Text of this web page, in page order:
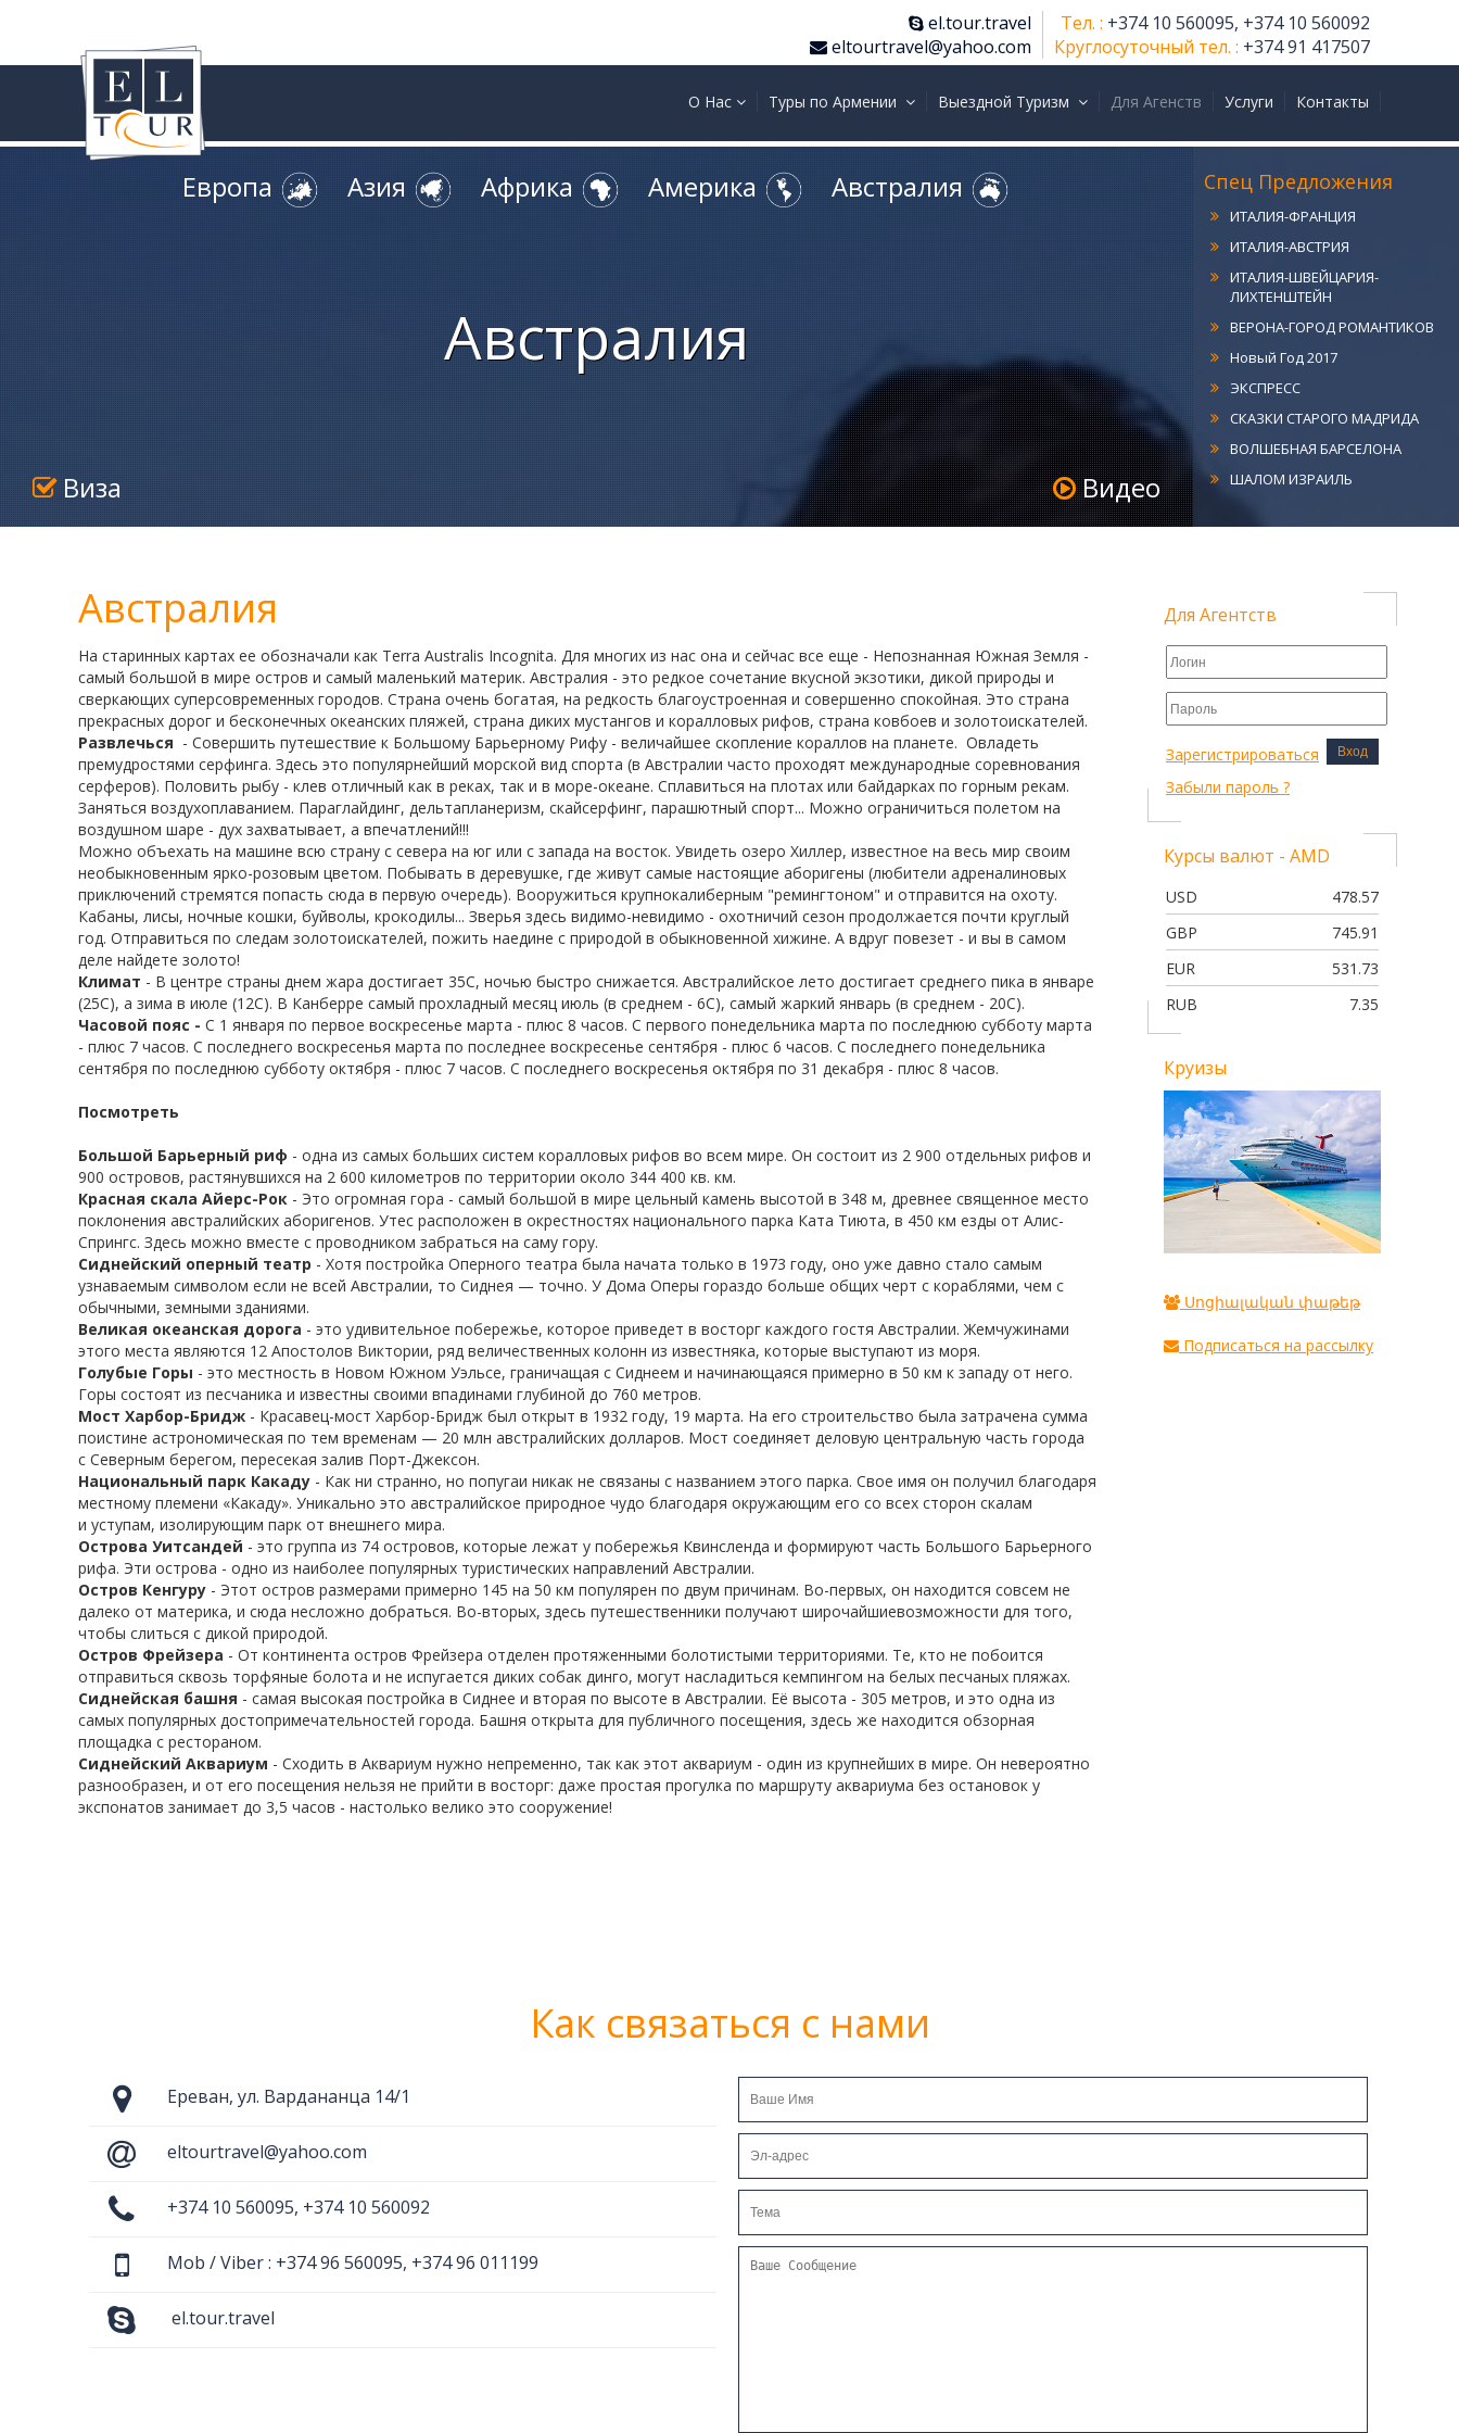
Тел. : +374 10 560095, +374 10 560092
Круглосуточный тел. : +374 91 417507
el.tour.travel
eltourtravel@yahoo.com
О Нас Туры по Армении Выездной Туризм Для Агенств Услуги Контакты
Спец Предложения
РИМ-МИЛАН
РИМ-ВЕНЕЦИЯ
ИТАЛИЯ-ГЕРМАНИЯ
ИТАЛИЯ-ШВЕЙЦАРИЯ-
ЛИХТЕНШТЕЙН
УДИВИТЕЛЬНЫЙ ИЗРАИЛЬ
ИЗРАИЛЬ-ИОРДАНИЯ
ЭКЗОТИЧЕСКИЙ ТУР 2+4
ОТДЫХ + ЭКСКУРСИИ
ЛЕТО В ЭМИРАТАХ+3 ЭКСКУСИИ
ФРАНЦУЗСКАЯ КЛАССИКА
ФРАНЦУЗСКАЯ КЛАССИКА МАКСИ
ФРАНЦИЯ - ШВЕЙЦАРИЯ
ФРАНЦИЯ - БЕЛЬГИЯ -
ПОРТУГАЛИЯ: ДВЕ СТОЛИЦЫ
ПОРТУГАЛИЯ: ДВЕ СТОЛИЦЫ
ПЕКИН! НАСЛЕДИЕ ПОДНЕБЕСНОЙ
Австралия
Европа Азия Африка Америка Австралия
Видео
Виза
Австралия
На старинных картах ее обозначали как Terra Australis Incognita. Для многих из нас она и сейчас все еще - Непознанная Южная Земля -
самый большой в мире остров и самый маленький материк. Австралия - это редкое сочетание вкусной экзотики, дикой природы и
сверкающих суперсовременных городов. Страна очень богатая, на редкость благоустроенная и совершенно спокойная. Это страна
прекрасных дорог и бесконечных океанских пляжей, страна диких мустангов и коралловых рифов, страна ковбоев и золотоискателей.
Развлечься - Совершить путешествие к Большому Барьерному Рифу - величайшее скопление кораллов на планете. Овладеть
премудростями серфинга. Здесь это популярнейший морской вид спорта (в Австралии часто проходят международные соревнования
серферов). Половить рыбу - клев отличный как в реках, так и в море-океане. Сплавиться на плотах или байдарках по горным рекам.
Заняться воздухоплаванием. Параглайдинг, дельтапланеризм, скайсерфинг, парашютный спорт... Можно ограничиться полетом на
воздушном шаре - дух захватывает, а впечатлений!!!
Можно объехать на машине всю страну с севера на юг или с запада на восток. Увидеть озеро Хиллер, известное на весь мир своим
необыкновенным ярко-розовым цветом. Побывать в деревушке, где живут самые настоящие аборигены (любители адреналиновых
приключений стремятся попасть сюда в первую очередь). Вооружиться крупнокалиберным "ремингтоном" и отправится на охоту.
Кабаны, лисы, ночные кошки, буйволы, крокодилы... Зверья здесь видимо-невидимо - охотничий сезон продолжается почти круглый
год. Отправиться по следам золотоискателей, пожить наедине с природой в обыкновенной хижине. А вдруг повезет - и вы в самом
деле найдете золото!
Климат - В центре страны днем жара достигает 35С, ночью быстро снижается. Австралийское лето достигает среднего пика в январе
(25С), а зима в июле (12С). В Канберре самый прохладный месяц июль (в среднем - 6С), самый жаркий январь (в среднем - 20С).
Часовой пояс - С 1 января по первое воскресенье марта - плюс 8 часов. С первого понедельника марта по последнюю субботу марта
- плюс 7 часов. С последнего воскресенья марта по последнее воскресенье сентября - плюс 6 часов. С последнего понедельника
сентября по последнюю субботу октября - плюс 7 часов. С последнего воскресенья октября по 31 декабря - плюс 8 часов.
Посмотреть
Большой Барьерный риф - одна из самых больших систем коралловых рифов во всем мире. Он состоит из 2 900 отдельных рифов и
900 островов, растянувшихся на 2 600 километров по территории около 344 400 кв. км.
Красная скала Айерс-Рок - Это огромная гора - самый большой в мире цельный камень высотой в 348 м, древнее священное место
поклонения австралийских аборигенов. Утес расположен в окрестностях национального парка Ката Тиюта, в 450 км езды от Алис-
Спрингс. Здесь можно вместе с проводником забраться на саму гору.
Сиднейский оперный театр - Хотя постройка Оперного театра была начата только в 1973 году, оно уже давно стало самым
узнаваемым символом если не всей Австралии, то Сиднея — точно. У Дома Оперы гораздо больше общих черт с кораблями, чем с
обычными, земными зданиями.
Великая океанская дорога - это удивительное побережье, которое приведет в восторг каждого гостя Австралии. Жемчужинами
этого места являются 12 Апостолов Виктории, ряд величественных колонн из известняка, которые выступают из моря.
Голубые Горы - это местность в Новом Южном Уэльсе, граничащая с Сиднеем и начинающаяся примерно в 50 км к западу от него.
Горы состоят из песчаника и известны своими впадинами глубиной до 760 метров.
Мост Харбор-Бридж - Красавец-мост Харбор-Бридж был открыт в 1932 году, 19 марта. На его строительство была затрачена сумма
поистине астрономическая по тем временам — 20 млн австралийских долларов. Мост соединяет деловую центральную часть города
с Северным берегом, пересекая залив Порт-Джексон.
Национальный парк Какаду - Как ни странно, но попугаи никак не связаны с названием этого парка. Свое имя он получил благодаря
местному племени «Какаду». Уникально это австралийское природное чудо благодаря окружающим его со всех сторон скалам
и уступам, изолирующим парк от внешнего мира.
Острова Уитсандей - это группа из 74 островов, которые лежат у побережья Квинсленда и формируют часть Большого Барьерного
рифа. Эти острова - одно из наиболее популярных туристических направлений Австралии.
Остров Кенгуру - Этот остров размерами примерно 145 на 50 км популярен по двум причинам. Во-первых, он находится совсем не
далеко от материка, и сюда несложно добраться. Во-вторых, здесь путешественники получают широчайшиевозможности для того,
чтобы слиться с дикой природой.
Остров Фрейзера - От континента остров Фрейзера отделен протяженными болотистыми территориями. Те, кто не побоится
отправиться сквозь торфяные болота и не испугается диких собак динго, могут насладиться кемпингом на белых песчаных пляжах.
Сиднейская башня - самая высокая постройка в Сиднее и вторая по высоте в Австралии. Её высота - 305 метров, и это одна из
самых популярных достопримечательностей города. Башня открыта для публичного посещения, здесь же находится обзорная
площадка с рестораном.
Сиднейский Аквариум - Сходить в Аквариум нужно непременно, так как этот аквариум - один из крупнейших в мире. Он невероятно
разнообразен, и от его посещения нельзя не прийти в восторг: даже простая прогулка по маршруту аквариума без остановок у
экспонатов занимает до 3,5 часов - настолько велико это сооружение!
Для Агентств
Вход
Зарегистрироваться
Забыли пароль ?
Курсы валют - AMD
USD
478.57
GBP
745.91
EUR
531.73
RUB
7.35
Круизы
Սոցիալական փաթեթ
Подписаться на рассылку
Как связаться с нами
Ереван, ул. Вардананца 14/1
eltourtravel@yahoo.com
+374 10 560095, +374 10 560092
Mob / Viber : +374 96 560095, +374 96 011199
el.tour.travel